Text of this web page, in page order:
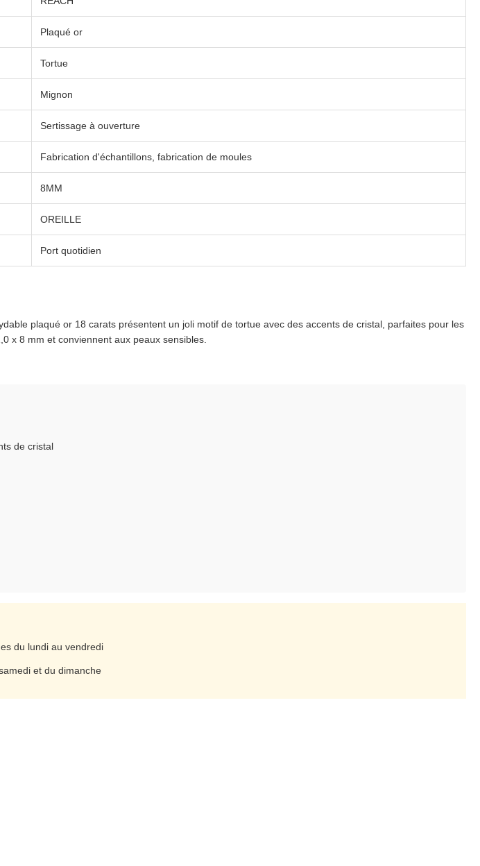
Plaqué or
Tortue
Mignon
Sertissage à ouverture
Fabrication d'échantillons, fabrication de moules
8MM
OREILLE
Port quotidien
plaqué or 18 carats présentent un joli motif de tortue avec des accents de cristal, parfaites pour les
x 8 mm et conviennent aux peaux sensibles.
de cristal
du lundi au vendredi
et du dimanche